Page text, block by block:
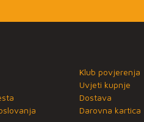
Klub povjerenja
Uvjeti kupnje
Dostava
Darovna kartica